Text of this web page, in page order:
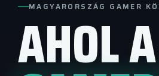
MAGYARORSZÁG GAMER
AHOL